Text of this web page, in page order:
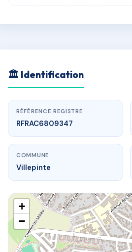
13
🏛 Identification
RÉFÉRENCE REGISTRE
RFRAC6809347
COMMUNE
Villepinte
+
−